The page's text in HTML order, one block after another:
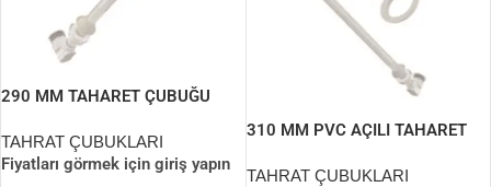
290 MM TAHARET ÇUBUĞU
TAHRAT ÇUBUKLARI
Fiyatları görmek için giriş yapın
310 MM PVC AÇILI TAHARET
TAHRAT ÇUBUKLARI